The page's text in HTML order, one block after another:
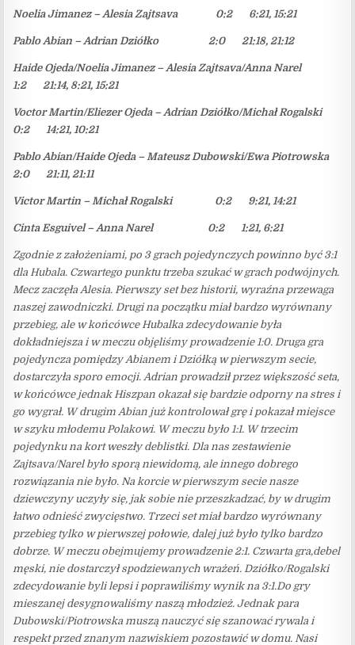
Noelia Jimanez – Alesia Zajtsava 0:2 6:21, 15:21
Pablo Abian – Adrian Dziółko 2:0 21:18, 21:12
Haide Ojeda/Noelia Jimanez – Alesia Zajtsava/Anna Narel
1:2 21:14, 8:21, 15:21
Voctor Martin/Eliezer Ojeda – Adrian Dziółko/Michał Rogalski
0:2 14:21, 10:21
Pablo Abian/Haide Ojeda – Mateusz Dubowski/Ewa Piotrowska
2:0 21:11, 21:11
Victor Martin – Michał Rogalski 0:2 9:21, 14:21
Cinta Esguivel – Anna Narel 0:2 1:21, 6:21
Zgodnie z założeniami, po 3 grach pojedynczych powinno być 3:1
dla Hubala. Czwartego punktu trzeba szukać w grach podwójnych.
Mecz zaczęła Alesia. Pierwszy set bez historii, wyraźna przewaga
naszej zawodniczki. Drugi na początku miał bardzo wyrównany
przebieg, ale w końcówce Hubalka zdecydowanie była
dokładniejsza i w meczu objęliśmy prowadzenie 1:0. Druga gra
pojedyncza pomiędzy Abianem i Dziółką w pierwszym secie,
dostarczyła sporo emocji. Adrian prowadził przez większość seta,
w końcówce jednak Hiszpan okazał się bardzie odporny na stres i
go wygrał. W drugim Abian już kontrolował grę i pokazał miejsce
w szyku młodemu Polakowi. W meczu było 1:1. W trzecim
pojedynku na kort weszły deblistki. Dla nas zestawienie
Zajtsava/Narel było sporą niewidomą, ale innego dobrego
rozwiązania nie było. Na korcie w pierwszym secie nasze
dziewczyny uczyły się, jak sobie nie przeszkadzać, by w drugim
łatwo odnieść zwycięstwo. Trzeci set miał bardzo wyrównany
przebieg tylko w pierwszej połowie, dalej już było tylko bardzo
dobrze. W meczu obejmujemy prowadzenie 2:1. Czwarta gra,debel
męski, nie dostarczył spodziewanych wrażeń. Dziółko/Rogalski
zdecydowanie byli lepsi i poprawiliśmy wynik na 3:1.Do gry
mieszanej desygnowaliśmy naszą młodzież. Jednak para
Dubowski/Piotrowska muszą nauczyć się szanować rywala i
respekt przed znanym nazwiskiem pozostawić w domu. Nasi